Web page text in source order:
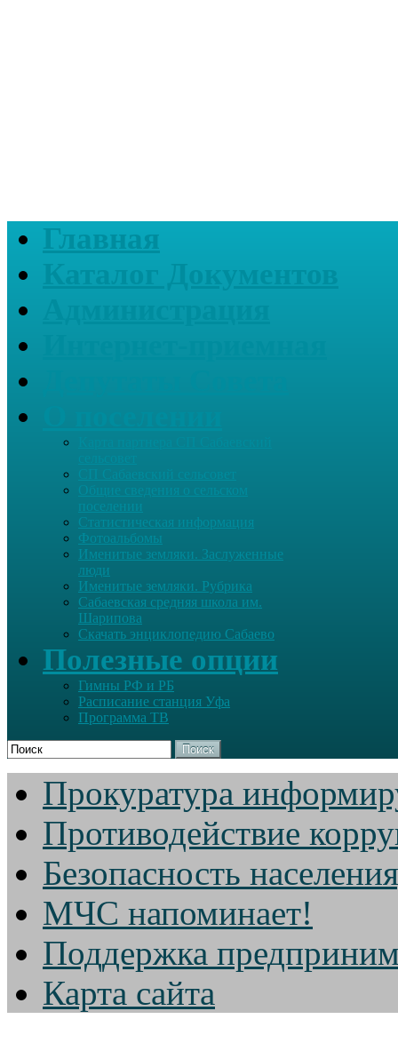
Главная
Общие сведения о сельском
поселении
Статистическая информация
Фотоальбомы
Именитые земляки. Заслуженные
люди
Именитые земляки. Рубрика
Сабаевская средняя школа им.
Шарипова
Скачать энциклопедию Сабаево
Полезные опции
Гимны РФ и РБ
Расписание станция Уфа
Программа ТВ
Поиск
Прокуратура
Противодействие
Безопасность
МЧС напоминает!
Поддержка
Карта сайта